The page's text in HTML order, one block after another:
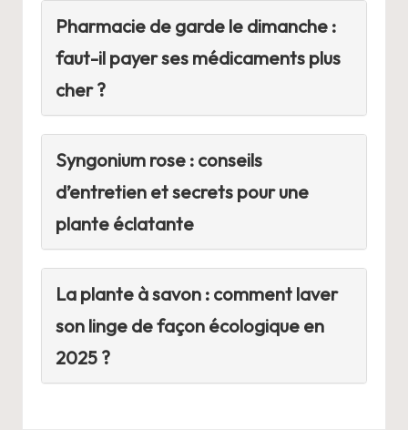
Pharmacie de garde le dimanche :
faut-il payer ses médicaments plus
cher ?
Syngonium rose : conseils
d’entretien et secrets pour une
plante éclatante
La plante à savon : comment laver
son linge de façon écologique en
2025 ?